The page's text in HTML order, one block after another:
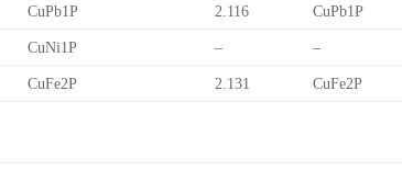
CuPb1P 2.116 CuPb1P
CuNi1P – –
CuFe2P 2.131 CuFe2P